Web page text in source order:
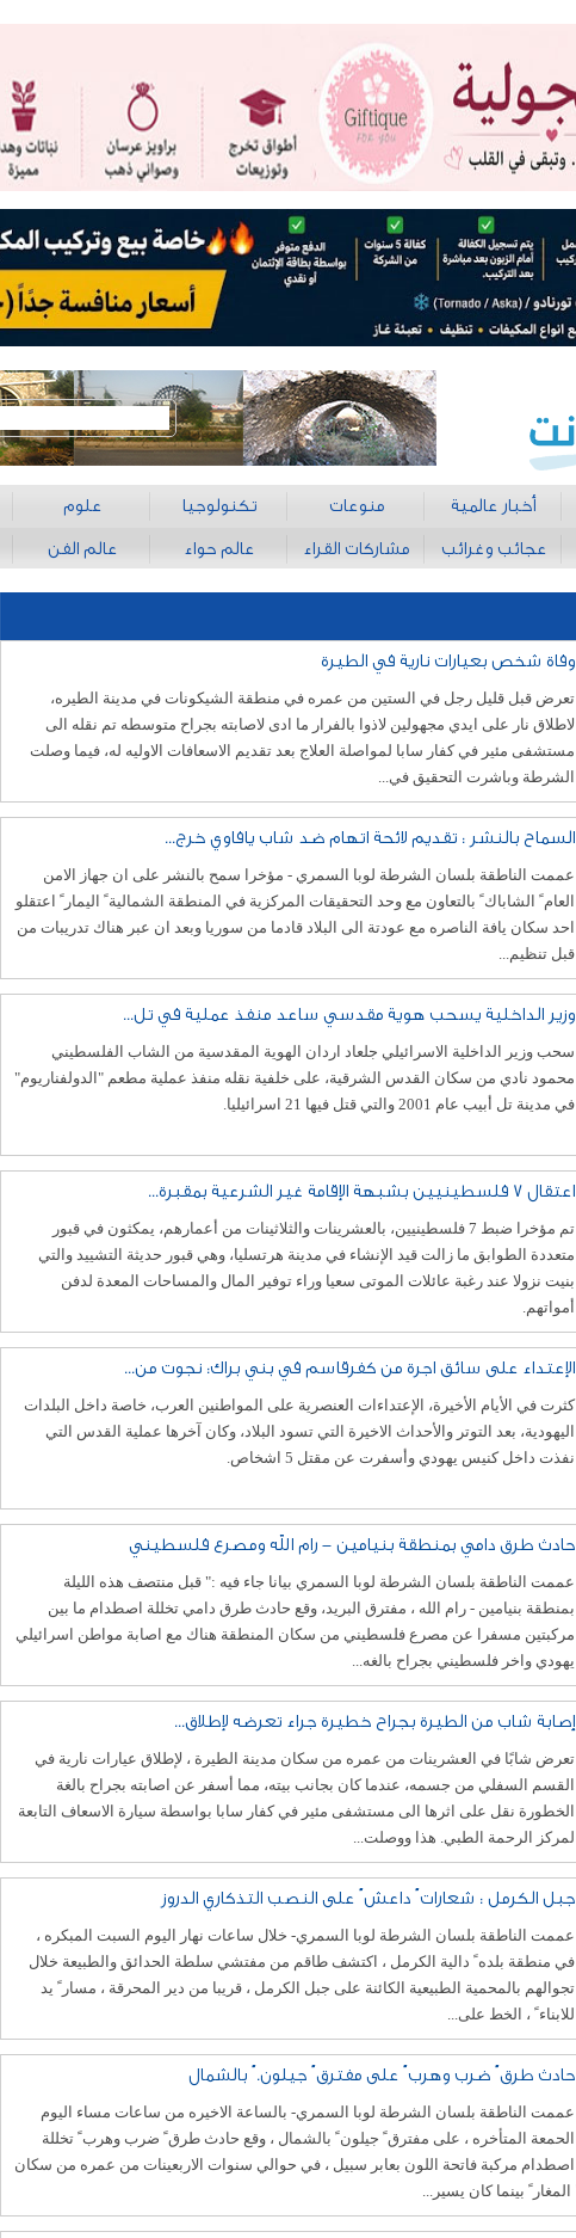
أخبار عالمية منوعات تكنولوجيا علوم
عجائب وغرائب مشاركات القراء عالم حواء عالم الفن
وفاة شخص بعيارات نارية في الطيرة
تعرض قبل قليل رجل في الستين من عمره في منطقة الشيكونات في مدينة الطيره،
لاطلاق نار على ايدي مجهولين لاذوا بالفرار ما ادى لاصابته بجراح متوسطه تم نقله الى
مستشفى مئير في كفار سابا لمواصلة العلاج بعد تقديم الاسعافات الاوليه له، فيما وصلت
الشرطة وباشرت التحقيق في...
السماح بالنشر : تقديم لائحة اتهام ضد شاب يافاوي خرج...
عممت الناطقة بلسان الشرطة لوبا السمري - مؤخرا سمح بالنشر على ان جهاز الامن
العام ً الشاباك ً بالتعاون مع وحد التحقيقات المركزية في المنطقة الشمالية ً اليمار ً اعتقلو
احد سكان يافة الناصره مع عودتة الى البلاد قادما من سوريا وبعد ان عبر هناك تدريبات من
قبل تنظيم...
وزير الداخلية يسحب هوية مقدسي ساعد منفذ عملية في تل...
سحب وزير الداخلية الاسرائيلي جلعاد اردان الهوية المقدسية من الشاب الفلسطيني
محمود نادي من سكان القدس الشرقية، على خلفية نقله منفذ عملية مطعم "الدولفناريوم"
في مدينة تل أبيب عام 2001 والتي قتل فيها 21 اسرائيليا.
اعتقال 7 فلسطينيين بشبهة الإقامة غير الشرعية بمقبرة...
تم مؤخرا ضبط 7 فلسطينيين، بالعشرينات والثلاثينات من أعمارهم، يمكثون في قبور
متعددة الطوابق ما زالت قيد الإنشاء في مدينة هرتسليا، وهي قبور حديثة التشييد والتي
بنيت نزولا عند رغبة عائلات الموتى سعيا وراء توفير المال والمساحات المعدة لدفن
أمواتهم.
الإعتداء على سائق اجرة من كفرقاسم في بني براك: نجوت من...
كثرت في الأيام الأخيرة، الإعتداءات العنصرية على المواطنين العرب، خاصة داخل البلدات
اليهودية، بعد التوتر والأحداث الاخيرة التي تسود البلاد، وكان آخرها عملية القدس التي
نفذت داخل كنيس يهودي وأسفرت عن مقتل 5 اشخاص.
حادث طرق دامي بمنطقة بنيامين - رام الله ومصرع فلسطيني
عممت الناطقة بلسان الشرطة لوبا السمري بيانا جاء فيه :" قبل منتصف هذه الليلة
بمنطقة بنيامين - رام الله ، مفترق البريد، وقع حادث طرق دامي تخللة اصطدام ما بين
مركبتين مسفرا عن مصرع فلسطيني من سكان المنطقة هناك مع اصابة مواطن اسرائيلي
يهودي واخر فلسطيني بجراح بالغه...
إصابة شاب من الطيرة بجراح خطيرة جراء تعرضه لإطلاق...
تعرض شابًا في العشرينات من عمره من سكان مدينة الطيرة ، لإطلاق عيارات نارية في
القسم السفلي من جسمه، عندما كان بجانب بيته، مما أسفر عن اصابته بجراح بالغة
الخطورة نقل على اثرها الى مستشفى مئير في كفار سابا بواسطة سيارة الاسعاف التابعة
لمركز الرحمة الطبي. هذا ووصلت...
جبل الكرمل : شعارات ً داعش ً على النصب التذكاري الدروز
عممت الناطقة بلسان الشرطة لوبا السمري- خلال ساعات نهار اليوم السبت المبكره ،
في منطقة بلده ً دالية الكرمل ، اكتشف طاقم من مفتشي سلطة الحدائق والطبيعة خلال
تجوالهم بالمحمية الطبيعية الكائنة على جبل الكرمل ، قريبا من دير المحرقة ، مسار ً يد
للابناء ً ، الخط على...
حادث طرق ً ضرب وهرب ً على مفترق ً جيلون. ً بالشمال
عممت الناطقة بلسان الشرطة لوبا السمري- بالساعة الاخيره من ساعات مساء اليوم
الحمعة المتأخره ، على مفترق ً جيلون ً بالشمال ، وقع حادث طرق ً ضرب وهرب ً تخللة
اصطدام مركبة فاتحة اللون بعابر سبيل ، في حوالي سنوات الاربعينات من عمره من سكان
ً المغار ً بينما كان يسير...